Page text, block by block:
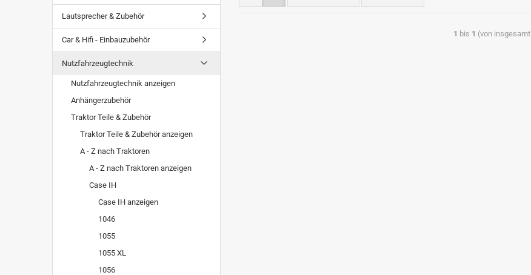
1 bis 1 (von insgesamt
Lautsprecher & Zubehör
Car & Hifi - Einbauzubehör
Nutzfahrzeugtechnik
Nutzfahrzeugtechnik anzeigen
Anhängerzubehör
Traktor Teile & Zubehör
Traktor Teile & Zubehör anzeigen
A - Z nach Traktoren
A - Z nach Traktoren anzeigen
Case IH
Case IH anzeigen
1046
1055
1055 XL
1056